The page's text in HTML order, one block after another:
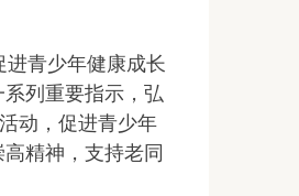
青少年健康成长
列重要指示，弘
动，促进青少年
精神，支持老同